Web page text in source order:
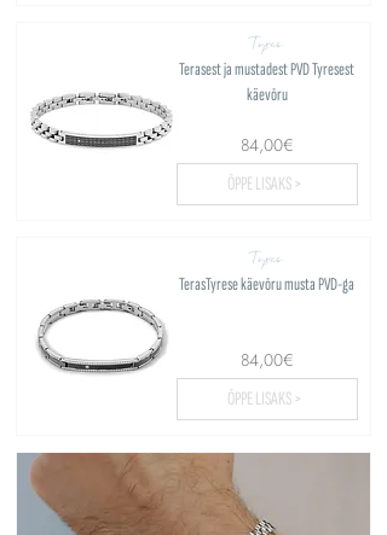
Tyres
Terasest ja mustadest PVD Tyresest
käevõru
84,00€
ÕPPE LISAKS >
Tyres
TerasTyrese käevõru musta PVD-ga
84,00€
ÕPPE LISAKS >